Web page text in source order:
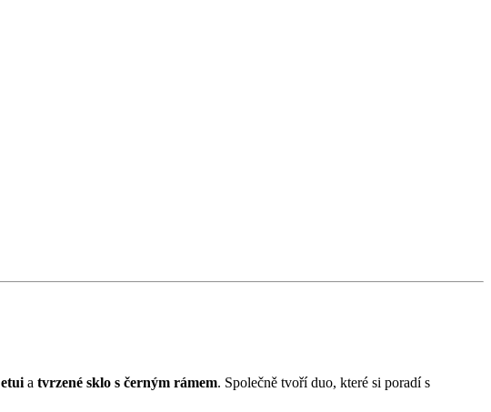
etui a tvrzené sklo s černým rámem. Společně tvoří duo, které si poradí s